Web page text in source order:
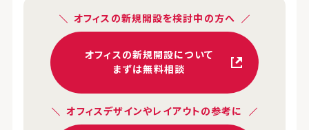
オフィスの新規開設を検討中の方へ
オフィスの新規開設について
まずは無料相談
オフィスデザインやレイアウトの参考に